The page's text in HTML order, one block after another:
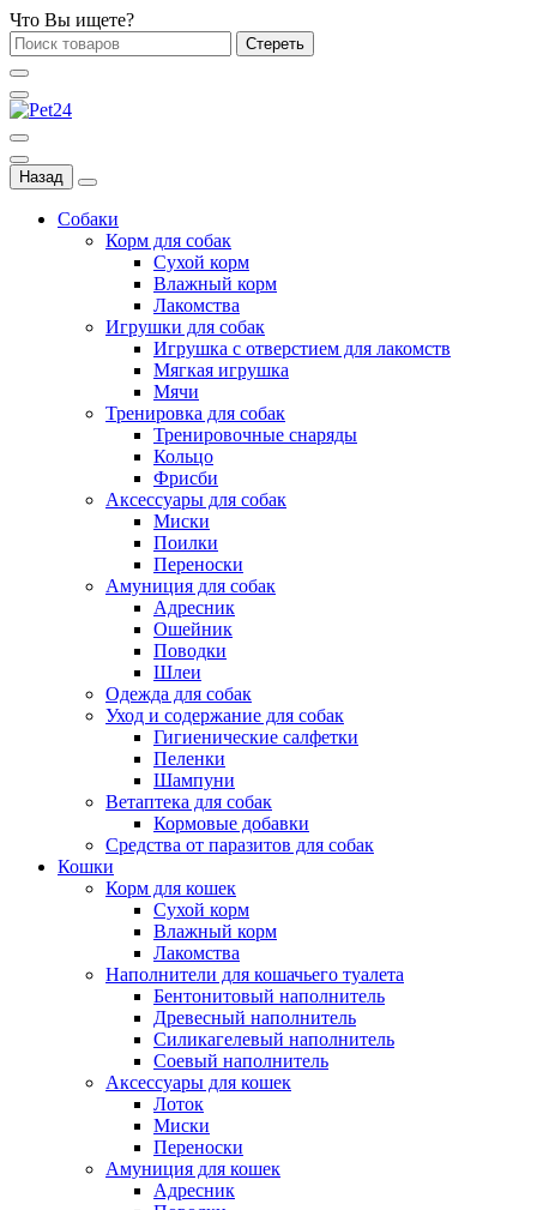
Что Вы ищете?
Стереть
Назад
Собаки
Корм для собак
Сухой корм
Влажный корм
Лакомства
Игрушки для собак
Игрушка с отверстием для лакомств
Мягкая игрушка
Мячи
Тренировка для собак
Тренировочные снаряды
Кольцо
Фрисби
Аксессуары для собак
Миски
Поилки
Переноски
Амуниция для собак
Адресник
Ошейник
Поводки
Шлеи
Одежда для собак
Уход и содержание для собак
Гигиенические салфетки
Пеленки
Шампуни
Ветаптека для собак
Кормовые добавки
Средства от паразитов для собак
Кошки
Корм для кошек
Сухой корм
Влажный корм
Лакомства
Наполнители для кошачьего туалета
Бентонитовый наполнитель
Древесный наполнитель
Силикагелевый наполнитель
Соевый наполнитель
Аксессуары для кошек
Лоток
Миски
Переноски
Амуниция для кошек
Адресник